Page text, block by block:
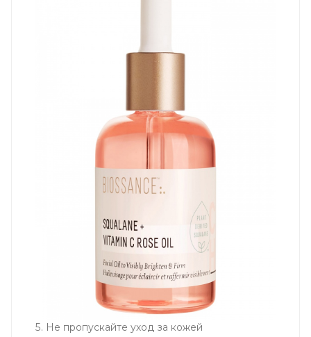
5. Не пропускайте уход за кожей